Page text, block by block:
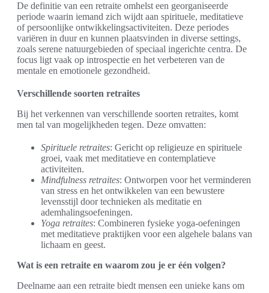
De definitie van een retraite omhelst een georganiseerde
periode waarin iemand zich wijdt aan spirituele, meditatieve
of persoonlijke ontwikkelingsactiviteiten. Deze periodes
variëren in duur en kunnen plaatsvinden in diverse settings,
zoals serene natuurgebieden of speciaal ingerichte centra. De
focus ligt vaak op introspectie en het verbeteren van de
mentale en emotionele gezondheid.
Verschillende soorten retraites
Bij het verkennen van verschillende soorten retraites, komt
men tal van mogelijkheden tegen. Deze omvatten:
Spirituele retraites: Gericht op religieuze en spirituele
groei, vaak met meditatieve en contemplatieve
activiteiten.
Mindfulness retraites: Ontworpen voor het verminderen
van stress en het ontwikkelen van een bewustere
levensstijl door technieken als meditatie en
ademhalingsoefeningen.
Yoga retraites: Combineren fysieke yoga-oefeningen
met meditatieve praktijken voor een algehele balans van
lichaam en geest.
Wat is een retraite en waarom zou je er één volgen?
Deelname aan een retraite biedt mensen een unieke kans om